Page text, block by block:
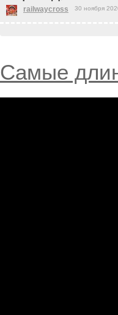
railwaycross 30 ноября
Самые